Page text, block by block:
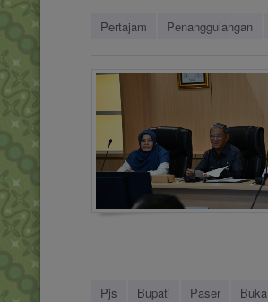
Pertajam Penanggulangan
Pjs Bupati Paser Buka